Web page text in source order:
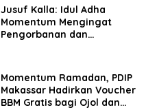
Jusuf Kalla: Idul Adha
Momentum Mengingat
Pengorbanan dan
Momentum Ramadan, PDIP
Makassar Hadirkan Voucher
BBM Gratis bagi Ojol dan